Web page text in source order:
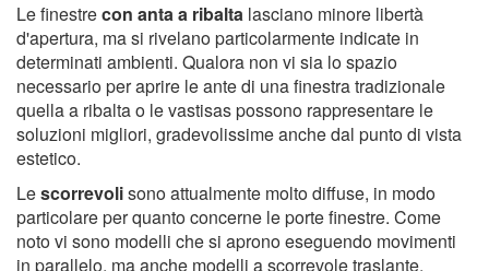
Le finestrecon anta a ribalta lasciano minore libertà
d'apertura, ma si rivelano particolarmente indicate in
determinati ambienti. Qualora non vi sia lo spazio
necessario per aprire le ante di una finestra tradizionale
quella a ribalta o le vastisas possono rappresentare le
soluzioni migliori, gradevolissime anche dal punto di vista
estetico.
Lescorrevolisono attualmente molto diffuse, in modo
particolare per quanto concerne le porte finestre. Come
noto vi sono modelli che si aprono eseguendo movimenti
in parallelo, ma anche modelli a scorrevole traslante.